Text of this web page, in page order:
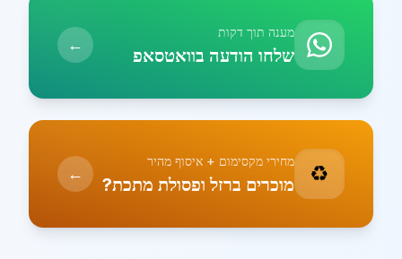
מענה תוך דקות
שלחו הודעה בוואטסאפ ←
♻️ מחירי מקסימום + איסוף מהיר
מוכרים ברזל ופסולת מתכת? ←